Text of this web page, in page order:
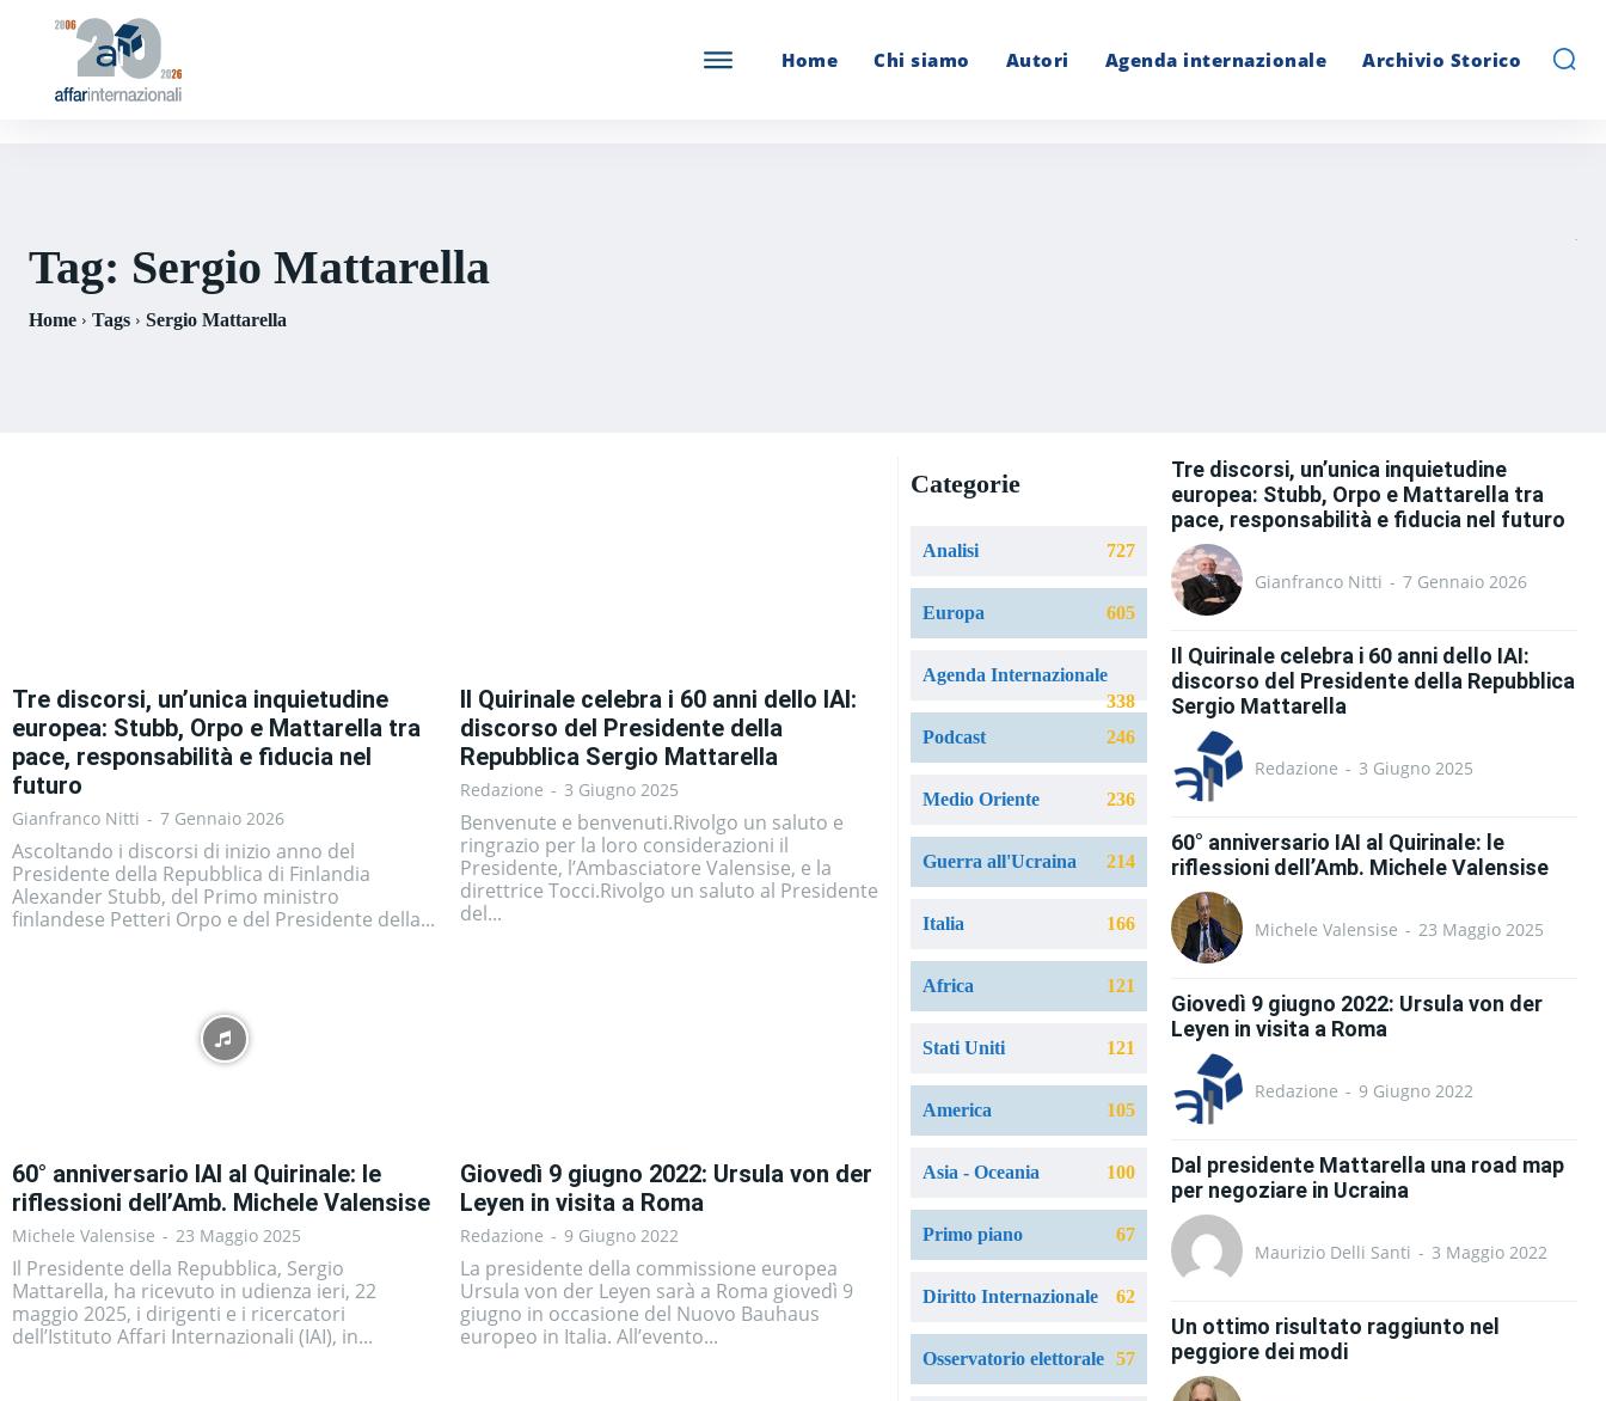
Home Chi siamo Autori Agenda internazionale Archivio Storico
Tag: Sergio Mattarella
Home Tags Sergio Mattarella
Tre discorsi, un’unica inquietudine
europea: Stubb, Orpo e Mattarella tra
pace, responsabilità e fiducia nel
futuro
Gianfranco Nitti - 7 Gennaio 2026
Ascoltando i discorsi di inizio anno del
Presidente della Repubblica di Finlandia
Alexander Stubb, del Primo ministro
finlandese Petteri Orpo e del Presidente della...
Il Quirinale celebra i 60 anni dello IAI:
discorso del Presidente della
Repubblica Sergio Mattarella
Redazione - 3 Giugno 2025
Benvenute e benvenuti.Rivolgo un saluto e
ringrazio per la loro considerazioni il
Presidente, l’Ambasciatore Valensise, e la
direttrice Tocci.Rivolgo un saluto al Presidente
del...
60° anniversario IAI al Quirinale: le
riflessioni dell’Amb. Michele Valensise
Michele Valensise - 23 Maggio 2025
Il Presidente della Repubblica, Sergio
Mattarella, ha ricevuto in udienza ieri, 22
maggio 2025, i dirigenti e i ricercatori
dell’Istituto Affari Internazionali (IAI), in...
Giovedì 9 giugno 2022: Ursula von der
Leyen in visita a Roma
Redazione - 9 Giugno 2022
La presidente della commissione europea
Ursula von der Leyen sarà a Roma giovedì 9
giugno in occasione del Nuovo Bauhaus
europeo in Italia. All’evento...
Categorie
Analisi 727
Europa 605
Agenda Internazionale
338
Podcast
246
Medio Oriente 236
Guerra all'Ucraina 214
Italia 166
Africa 121
Stati Uniti 121
America 105
Asia - Oceania 100
Primo piano 67
Diritto Internazionale 62
Osservatorio elettorale 57
Tre discorsi, un’unica inquietudine
europea: Stubb, Orpo e Mattarella tra
pace, responsabilità e fiducia nel futuro
Gianfranco Nitti - 7 Gennaio 2026
Il Quirinale celebra i 60 anni dello IAI:
discorso del Presidente della Repubblica
Sergio Mattarella
Redazione - 3 Giugno 2025
60° anniversario IAI al Quirinale: le
riflessioni dell’Amb. Michele Valensise
Michele Valensise - 23 Maggio 2025
Giovedì 9 giugno 2022: Ursula von der
Leyen in visita a Roma
Redazione - 9 Giugno 2022
Dal presidente Mattarella una road map
per negoziare in Ucraina
Maurizio Delli Santi - 3 Maggio 2022
Un ottimo risultato raggiunto nel
peggiore dei modi